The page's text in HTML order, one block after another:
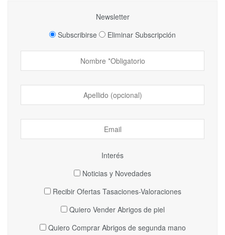
Newsletter
Subscribirse
Eliminar Subscripción
Interés
Noticias y Novedades
Recibir Ofertas Tasaciones-Valoraciones
Quiero Vender Abrigos de piel
Quiero Comprar Abrigos de segunda mano